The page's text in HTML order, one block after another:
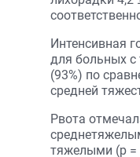
Интенсивная
для больных
(93%) по
средней
Рвота
тяжелыми (p =